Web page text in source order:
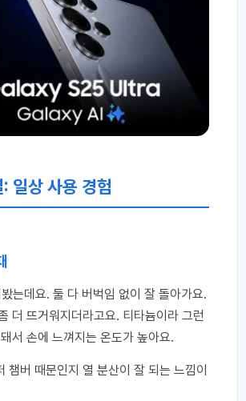
일상 사용 경험
는데요. 둘 다 버벅임 없이 잘 돌아가요.
더 뜨거워지더라고요. 티타늄이라 그런
서 손에 느껴지는 온도가 높아요.
챔버 때문인지 열 분산이 잘 되는 느낌이